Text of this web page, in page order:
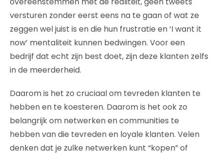
versturen zonder eerst eens na te gaan of wat ze
zeggen wel juist is en die hun frustratie en ‘I want it
now’ mentaliteit kunnen bedwingen. Voor een
bedrijf dat echt zijn best doet, zijn deze klanten zelfs
in de meerderheid.
Daarom is het zo cruciaal om tevreden klanten te
hebben en te koesteren. Daarom is het ook zo
belangrijk om netwerken en communities te
hebben van die tevreden en loyale klanten. Velen
denken dat je zulke netwerken kunt “kopen” of